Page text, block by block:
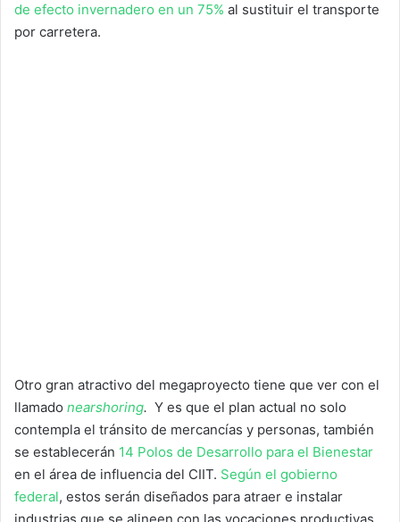
de efecto invernadero en un 75% al sustituir el transporte
por carretera.
Otro gran atractivo del megaproyecto tiene que ver con el
llamado nearshoring. Y es que el plan actual no solo
contempla el tránsito de mercancías y personas, también
se establecerán 14 Polos de Desarrollo para el Bienestar
en el área de influencia del CIIT. Según el gobierno
federal, estos serán diseñados para atraer e instalar